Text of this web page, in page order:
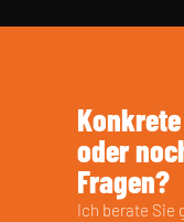
oder
Fragen?
Ich berate Sie